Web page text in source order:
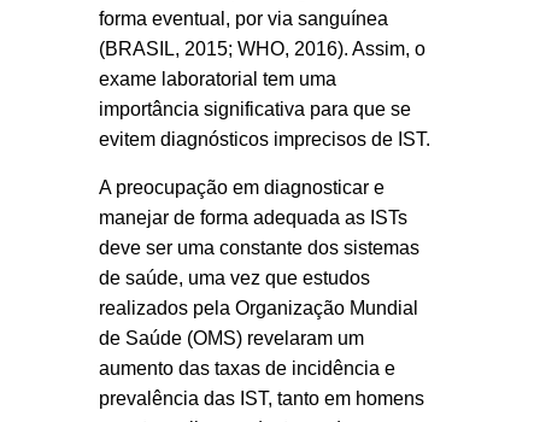
forma eventual, por via sanguínea
(BRASIL, 2015; WHO, 2016). Assim, o
exame laboratorial tem uma
importância significativa para que se
evitem diagnósticos imprecisos de IST.
A preocupação em diagnosticar e
manejar de forma adequada as ISTs
deve ser uma constante dos sistemas
de saúde, uma vez que estudos
realizados pela Organização Mundial
de Saúde (OMS) revelaram um
aumento das taxas de incidência e
prevalência das IST, tanto em homens